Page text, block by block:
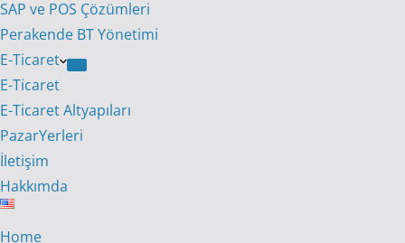
SAP ve POS Çözümleri
Perakende BT Yönetimi
E-Ticaret
E-Ticaret
E-Ticaret Altyapıları
PazarYerleri
İletişim
Hakkımda
Home